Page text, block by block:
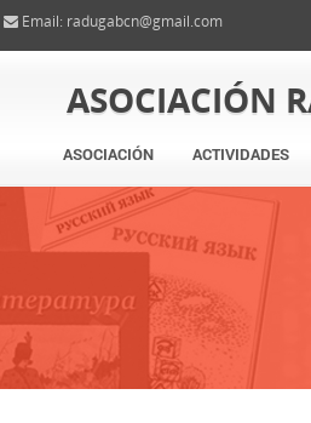
Email: radugabcn@gmail.com
ASOCIACIÓN
ASOCIACIÓN ACTIVIDADES